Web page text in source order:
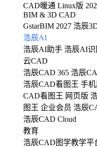
CAD暖通 Linux版
BIM & 3D CAD
GstarBIM 2027 浩辰
浩辰AI
浩辰AI助手 浩辰AI识
云CAD
浩辰CAD 365 浩辰
浩辰CAD看图王 手机
CAD看图王 网页版
图王 企业会员 浩辰
浩辰CAD Cloud
教育
浩辰CAD图学教学平